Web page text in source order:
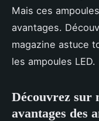
Mais ces
avantages.
magazine astuce
les ampoules LED.
Découvrez sur
avantages des